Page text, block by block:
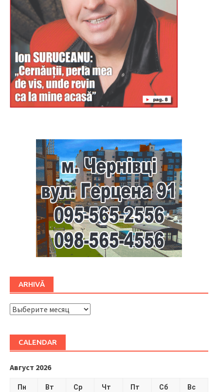
ARHIVĂ
ARHIVĂ
CALENDAR
Август 2026
Пн Вт Ср Чт Пт Сб Вс